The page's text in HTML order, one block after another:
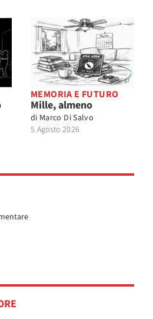
MEMORIA E FUTURO
Mille, almeno
di Marco Di Salvo
5 Agosto 2026